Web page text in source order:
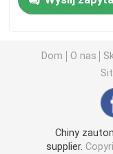
Zgrzewarka do
Zgrzewarka
Spawanie
Wykrawarka
Dom O nas
Chiny
supplier.